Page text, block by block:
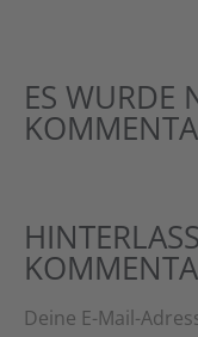
ES WURDE
Deine E-Mail-